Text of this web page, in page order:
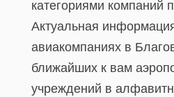
категориями компаний
Актуальная
авиакомпаниях в
ближайших к вам
учреждений в